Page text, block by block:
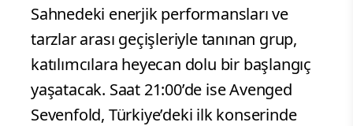
Sahnedeki enerjik performansları ve
tarzlar arası geçişleriyle tanınan grup,
katılımcılara heyecan dolu bir başlangıç
yaşatacak. Saat 21:00’de ise Avenged
Sevenfold, Türkiye’deki ilk konserinde